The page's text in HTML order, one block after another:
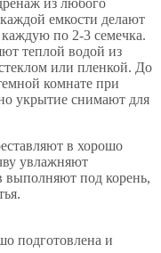
емкости делают
по 2-3 семечка.
теплой водой из
или пленкой. До
комнате при
укрытие снимают для
в хорошо
увлажняют
под корень,
подготовлена и